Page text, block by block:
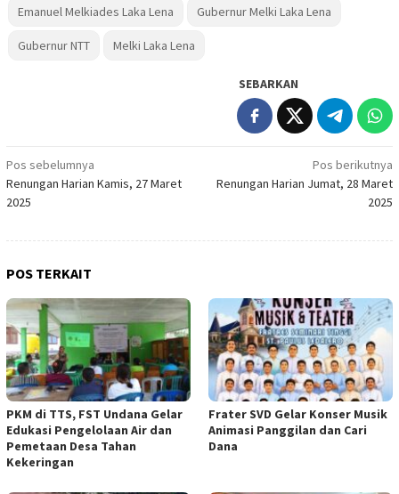
Emanuel Melkiades Laka Lena Gubernur Melki Laka Lena
Gubernur NTT Melki Laka Lena
SEBARKAN
Navigasi
pos
Pos sebelumnya
Renungan Harian Kamis, 27 Maret
2025
Pos berikutnya
Renungan Harian Jumat, 28 Maret
2025
POS TERKAIT
PKM di TTS, FST Undana Gelar
Edukasi Pengelolaan Air dan
Pemetaan Desa Tahan
Kekeringan
Frater SVD Gelar Konser Musik
Animasi Panggilan dan Cari
Dana